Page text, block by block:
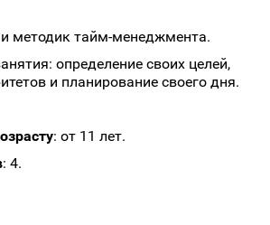
методик тайм-менеджмента.
определение своих целей,
и планирование своего дня.
: от 11 лет.
: 4.